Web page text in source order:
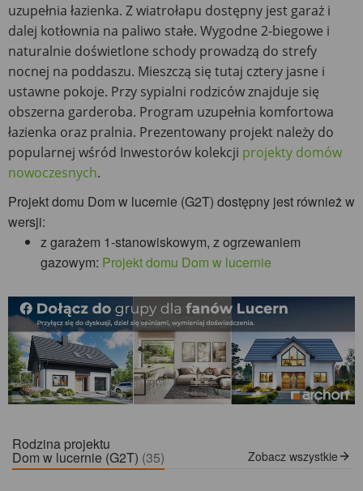
uzupełnia łazienka. Z wiatrołapu dostępny jest garaż i
dalej kotłownia na paliwo stałe. Wygodne 2-biegowe i
naturalnie doświetlone schody prowadzą do strefy
nocnej na poddaszu. Mieszczą się tutaj cztery jasne i
ustawne pokoje. Przy sypialni rodziców znajduje się
obszerna garderoba. Program uzupełnia komfortowa
łazienka oraz pralnia. Prezentowany projekt należy do
popularnej wśród Inwestorów kolekcji projekty domów
nowoczesnych.
Projekt domu Dom w lucernie (G2T) dostępny jest również w
wersji:
z garażem 1-stanowiskowym, z ogrzewaniem
gazowym: Projekt domu Dom w lucernie
Rodzina projektu
Dom w lucernie (G2T) (35) Zobacz wszystkie